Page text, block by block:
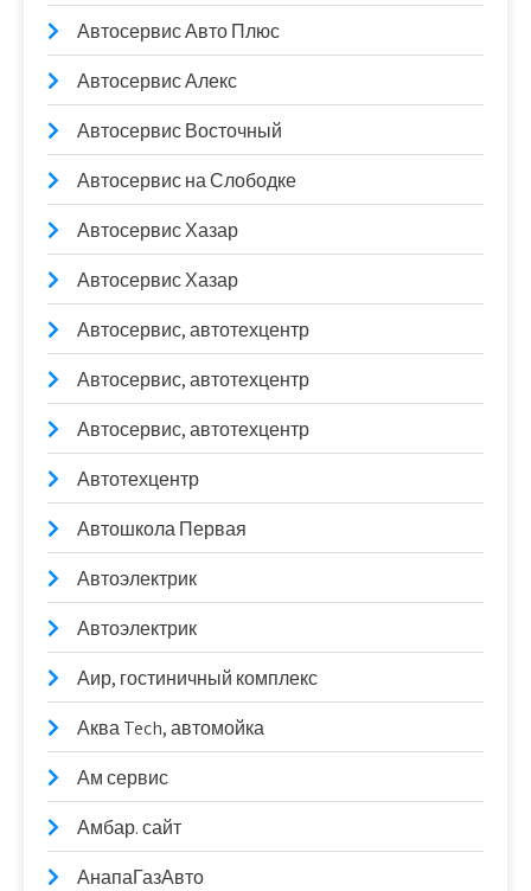
Автосервис Авто Плюс
Автосервис Алекс
Автосервис Восточный
Автосервис на Слободке
Автосервис Хазар
Автосервис Хазар
Автосервис, автотехцентр
Автосервис, автотехцентр
Автосервис, автотехцентр
Автотехцентр
Автошкола Первая
Автоэлектрик
Автоэлектрик
Аир, гостиничный комплекс
Аква Tech, автомойка
Ам сервис
Амбар. сайт
АнапаГазАвто